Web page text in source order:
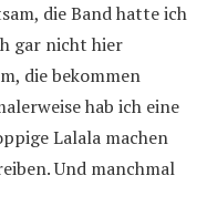
die Band hatte ich
gar nicht hier
die bekommen
hab ich eine
Lalala machen
Und manchmal